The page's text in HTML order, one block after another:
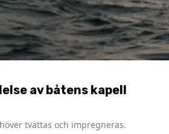
av båtens kapell
tvättas och impregneras.